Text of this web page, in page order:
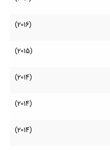
(2016)
(2015)
(2014)
(2014)
(2014)